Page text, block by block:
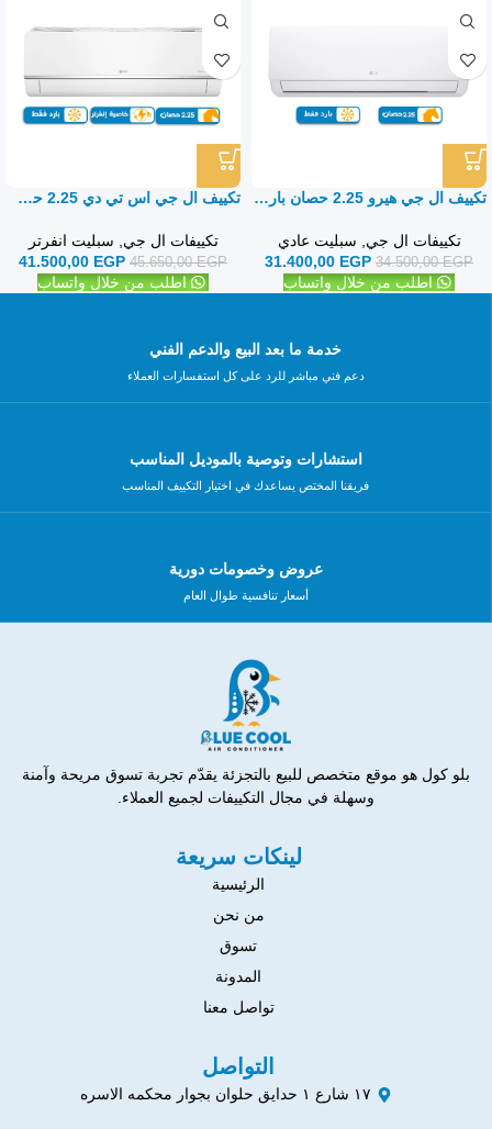
تكييف ال جي هيرو 2.25 حصان بارد فقط – سبليت
تكييفات ال جي, سبليت عادي
34.500,00EGP
31.400,00 EGP
اطلب من خلال واتساب
تكييف ال جي اس تي دي 2.25 حصان بارد فقط – سبليت
تكييفات ال جي, سبليت انفرتر
45.650,00EGP
41.500,00 EGP
اطلب من خلال واتساب
خدمة ما بعد البيع والدعم الفني
دعم فني مباشر للرد على كل استفسارات العملاء
استشارات وتوصية بالموديل المناسب
فريقنا المختص يساعدك في اختيار التكييف المناسب
عروض وخصومات دورية
أسعار تنافسية طوال العام
بلو كول هو موقع متخصص للبيع بالتجزئة يقدّم تجربة تسوق مريحة وآمنة
وسهلة في مجال التكييفات لجميع العملاء.
لينكات سريعة
الرئيسية
من نحن
تسوق
المدونة
تواصل معنا
التواصل
١٧ شارع ١ حدايق حلوان بجوار محكمه الاسره